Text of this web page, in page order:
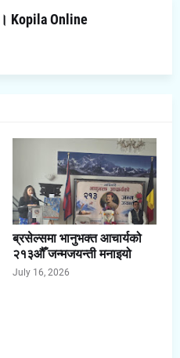
Kopila Online
ब्रसेल्समा भानुभक्त आचार्यको
२१३औँ जन्मजयन्ती मनाइयो
July 16, 2026